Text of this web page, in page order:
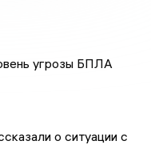
угрозы БПЛА
о ситуации с